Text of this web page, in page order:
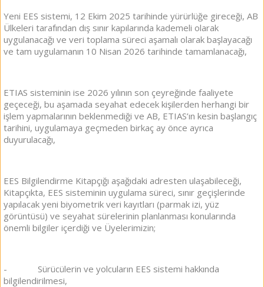
Yeni EES sistemi, 12 Ekim 2025 tarihinde yürürlüğe gireceği, AB
Ülkeleri tarafından dış sınır kapılarında kademeli olarak
uygulanacağı ve veri toplama süreci aşamalı olarak başlayacağı
ve tam uygulamanın 10 Nisan 2026 tarihinde tamamlanacağı,
ETIAS sisteminin ise 2026 yılının son çeyreğinde faaliyete
geçeceği, bu aşamada seyahat edecek kişilerden herhangi bir
işlem yapmalarının beklenmediği ve AB, ETIAS’ın kesin başlangıç
tarihini, uygulamaya geçmeden birkaç ay önce ayrıca
duyurulacağı,
EES Bilgilendirme Kitapçığı aşağıdaki adresten ulaşabileceği,
Kitapçıkta, EES sisteminin uygulama süreci, sınır geçişlerinde
yapılacak yeni biyometrik veri kayıtları (parmak izi, yüz
görüntüsü) ve seyahat sürelerinin planlanması konularında
önemli bilgiler içerdiği ve Üyelerimizin;
- Sürücülerin ve yolcuların EES sistemi hakkında
bilgilendirilmesi,